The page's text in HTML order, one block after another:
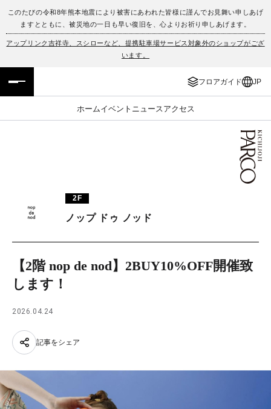
このたびの令和8年熊本地震により被害にあわれた皆様に謹んでお見舞い申しあげ
ますとともに、被災地の一日も早い復旧を、心よりお祈り申しあげます。
アップリンク吉祥寺、スシローなど、提携駐車場サービス対象外のショップがござ
います。
フロアガイド JP
ホームイベント ニュース アクセス
フロアガイド
イベント・ポップアップ
ニュース
PARCOメンバーズ
ENGLISH
簡体字
한국어
2F
ノップ ドゥ ノッド
【2階 nop de nod】2BUY10%OFF開催致
します！
2026.04.24
記事をシェア